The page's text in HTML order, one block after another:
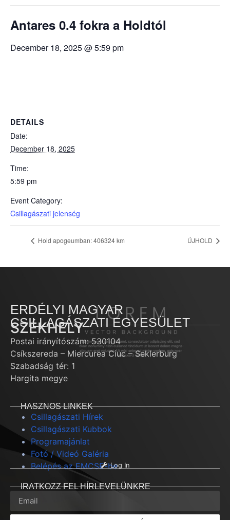
Antares 0.4 fokra a Holdtól
December 18, 2025 @ 5:59 pm
DETAILS
Date:
December 18, 2025
Time:
5:59 pm
Event Category:
Csillagászati jelenség
Hold apogeumban: 406324 km ÚJHOLD
ERDÉLYI MAGYAR
CSILLAGÁSZATI EGYESÜLET
SZÉKHELY
Postai irányítószám: 530104
Csíkszereda – Miercurea Ciuc – Seklerburg
Szabadság tér: 1
Hargita megye
HASZNOS LINKEK
Csillagászati Hírek
Csillagászati Kubbok
Programajánlat
Fotó / Videó Galéria
Belépés az EMCSE-beLog In
IRATKOZZ FEL HÍRLEVELÜNKRE